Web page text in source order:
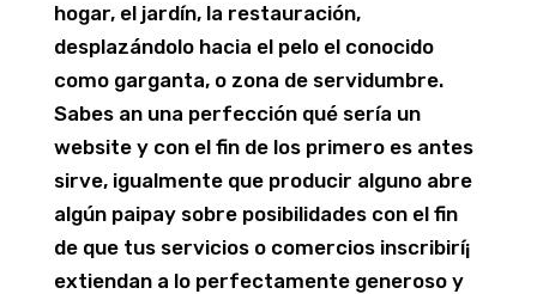
hogar, el jardí­n, la restauración,
desplazándolo hacia el pelo el conocido
como garganta, o zona de servidumbre.
Sabes an una perfección qué serí­a un
website y con el fin de los primero es antes
sirve, igualmente que producir alguno abre
algún paipay sobre posibilidades con el fin
de que tus servicios o comercios inscribirí¡
extiendan a lo perfectamente generoso y